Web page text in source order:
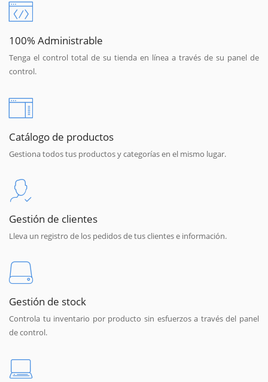
100% Administrable
Tenga el control total de su tienda en línea a través de su panel de
control.
Catálogo de productos
Gestiona todos tus productos y categorías en el mismo lugar.
Gestión de clientes
Lleva un registro de los pedidos de tus clientes e información.
Gestión de stock
Controla tu inventario por producto sin esfuerzos a través del panel
de control.